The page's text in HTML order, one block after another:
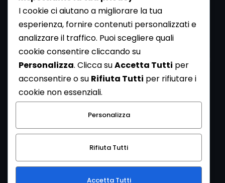
Newsletter
Se vuoi ricevere la Rivista gratuita di archeologia realizzata
dalla Redazione di ArcheoMedia iscriviti alla nostra
Newsletter [Clicca Qui]
Con l'invio del messaggio l'utente dichiara di aver letto
l’informativa sulla privacy e di acconsentire al trattamento
dei propri dati personali.
I cookie ci aiutano a migliorare la tua
esperienza, fornire contenuti personalizzati e
analizzare il traffico. Puoi scegliere quali
cookie consentire cliccando su
Personalizza. Clicca suAccetta Tutti per
acconsentire o su Rifiuta Tutti per rifiutare i
cookie non essenziali.
Personalizza
Rifiuta Tutti
Accetta Tutti